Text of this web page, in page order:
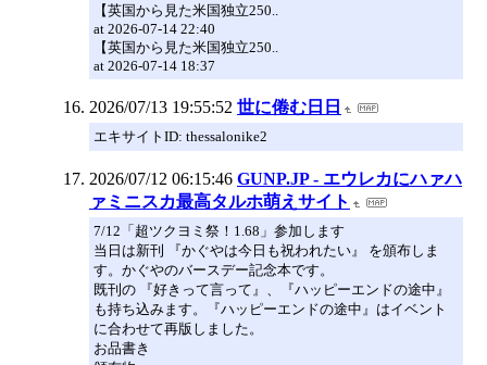
【英国から見た米国独立250..
at 2026-07-14 22:40
【英国から見た米国独立250..
at 2026-07-14 18:37
2026/07/13 19:55:52 世に倦む日日
エキサイトID: thessalonike2
2026/07/12 06:15:46 GUNP.JP - エウレカにハァハ
ァミニスカ最高タルホ萌えサイト
7/12「超ツクヨミ祭！1.68」参加します
当日は新刊 『かぐやは今日も祝われたい』 を頒布しま
す。かぐやのバースデー記念本です。
既刊の 『好きって言って』、『ハッピーエンドの途中』
も持ち込みます。『ハッピーエンドの途中』はイベント
に合わせて再版しました。
お品書き